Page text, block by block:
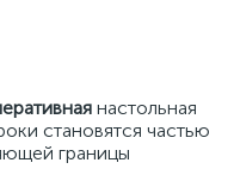
настольная
становятся частью
границы